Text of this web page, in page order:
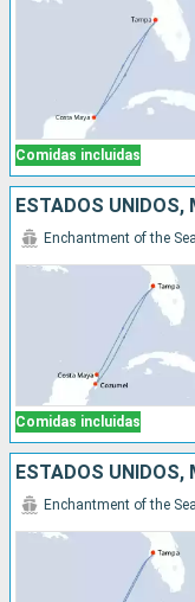
Comidas incluidas
ESTADOS UNIDOS,
Comidas incluidas
Enchantment of the
ESTADOS UNIDOS,
Enchantment of the